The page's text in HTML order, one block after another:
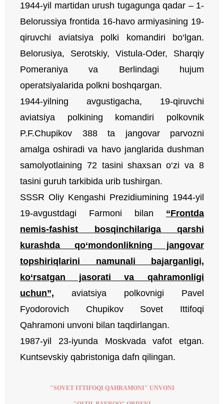
1944-yil martidan urush tugagunga qadar – 1-
Belorussiya frontida 16-havo armiyasining 19-
qiruvchi aviatsiya polki komandiri bo‘lgan.
Belorusiya, Serotskiy, Vistula-Oder, Sharqiy
Pomeraniya va Berlindagi hujum
operatsiyalarida polkni boshqargan.
1944-yilning avgustigacha, 19-qiruvchi
aviatsiya polkining komandiri polkovnik
P.F.Chupikov 388 ta jangovar parvozni
amalga oshiradi va havo janglarida dushman
samolyotlaining 72 tasini shaxsan o‘zi va 8
tasini guruh tarkibida urib tushirgan.
SSSR Oliy Kengashi Prezidiumining 1944-yil
19-avgustdagi Farmoni bilan “Frontda
nemis-fashist bosqinchilariga qarshi
kurashda qo‘mondonlikning jangovar
topshiriqlarini namunali bajarganligi,
ko‘rsatgan jasorati va qahramonligi
uchun”, aviatsiya polkovnigi Pavel
Fyodorovich Chupikov Sovet Ittifoqi
Qahramoni unvoni bilan taqdirlangan.
1987-yil 23-iyunda Moskvada vafot etgan.
Kuntsevskiy qabristoniga dafn qilingan.
"SOVET ITTIFOQI QAHRAMONI" UNVONI